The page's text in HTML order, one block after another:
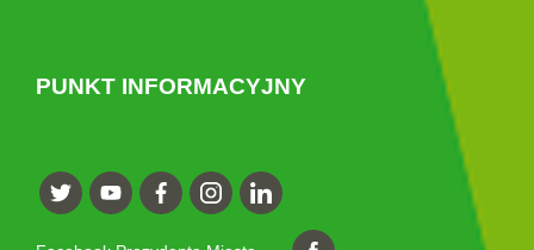
PUNKT INFORMACYJNY